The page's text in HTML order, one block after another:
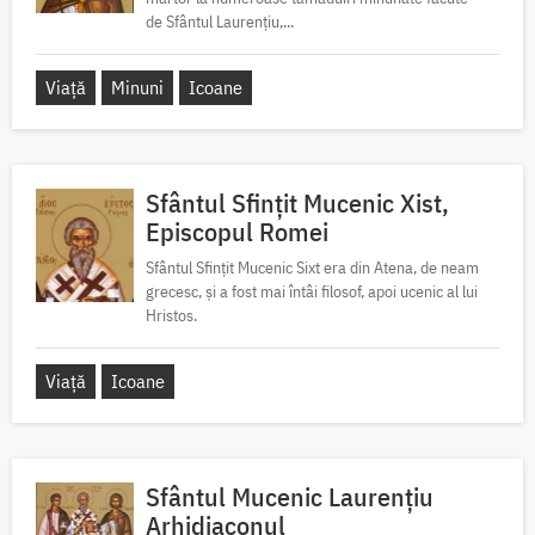
de Sfântul Laurențiu,...
Viață Minuni Icoane
Sfântul Sfințit Mucenic Xist,
Episcopul Romei
Sfântul Sfințit Mucenic Sixt era din Atena, de neam
grecesc, și a fost mai întâi filosof, apoi ucenic al lui
Hristos.
Viață Icoane
Sfântul Mucenic Laurențiu
Arhidiaconul